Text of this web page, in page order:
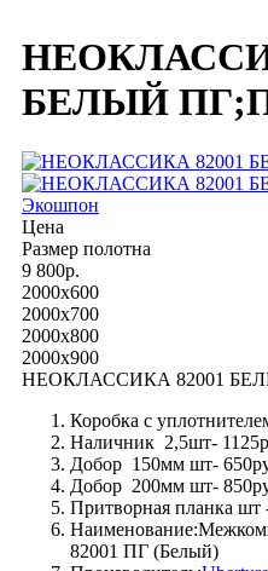
БЕЛЫЙ
Экошпон
Цена
Размер полотна
9 800р.
2000x600
2000x700
2000x800
2000x900
НЕОКЛАССИКА 82001
Коробка с
Наличник 2,5шт-
Добор 150мм шт-
Добор 200мм шт-
Притворная планка шт
82001 ПГ (Белый)